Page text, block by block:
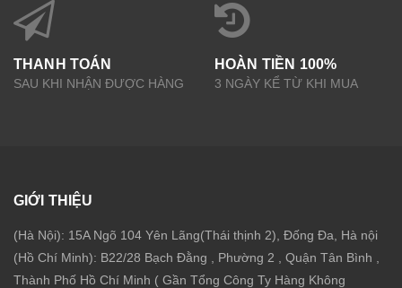
THANH TOÁN
SAU KHI NHẬN ĐƯỢC HÀNG
HOÀN TIỀN 100%
3 NGÀY KỂ TỪ KHI MUA
GIỚI THIỆU
(Hà Nội): 15A Ngõ 104 Yên Lãng(Thái thịnh 2), Đống Đa, Hà nội
(Hồ Chí Minh): B22/28 Bạch Đằng , Phường 2 , Quận Tân Bình ,
Thành Phố Hồ Chí Minh ( Gần Tổng Công Ty Hàng Không